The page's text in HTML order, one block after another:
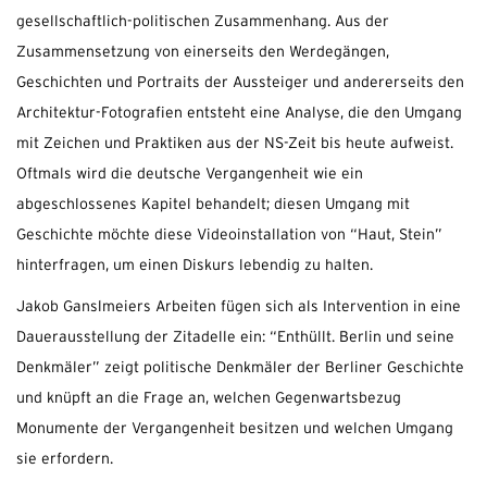
gesellschaftlich-politischen Zusammenhang. Aus der
Zusammensetzung von einerseits den Werdegängen,
Geschichten und Portraits der Aussteiger und andererseits den
Architektur-Fotografien entsteht eine Analyse, die den Umgang
mit Zeichen und Praktiken aus der NS-Zeit bis heute aufweist.
Oftmals wird die deutsche Vergangenheit wie ein
abgeschlossenes Kapitel behandelt; diesen Umgang mit
Geschichte möchte diese Videoinstallation von “Haut, Stein”
hinterfragen, um einen Diskurs lebendig zu halten.
Jakob Ganslmeiers Arbeiten fügen sich als Intervention in eine
Dauerausstellung der Zitadelle ein: “Enthüllt. Berlin und seine
Denkmäler” zeigt politische Denkmäler der Berliner Geschichte
und knüpft an die Frage an, welchen Gegenwartsbezug
Monumente der Vergangenheit besitzen und welchen Umgang
sie erfordern.